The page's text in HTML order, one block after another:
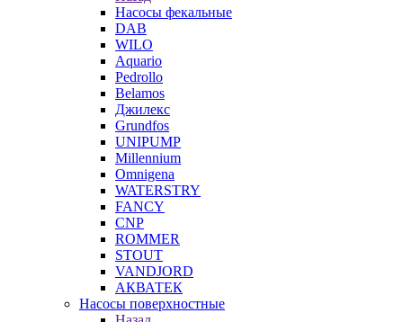
Насосы фекальные
DAB
WILO
Aquario
Pedrollo
Belamos
Джилекс
Grundfos
UNIPUMP
Millennium
Omnigena
WATERSTRY
FANCY
CNP
ROMMER
STOUT
VANDJORD
АКВАТЕК
Насосы поверхностные